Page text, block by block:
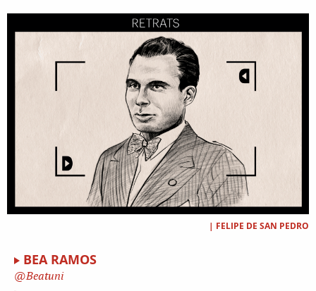
| FELIPE DE SAN PEDRO
BEA RAMOS
Beatuni